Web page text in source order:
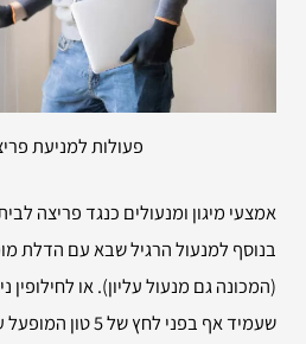
פעולות למניעת
אמצעי מיגון ומנעולים כנגד פריצה
בנוסף למנעול הרגיל שבא עם הדלת
(המכונה גם מנעול עליון). או לחילופין
שעמיד אף בפני לחץ